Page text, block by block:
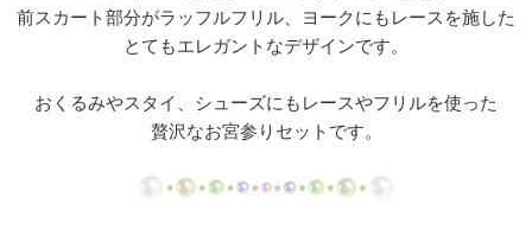
【ドレスリメイク】カラードレスリメイクのベビー
【ドレスリメイク】体重ベアドレスとバッグ
【ドレスリメイク】お花のアクセサリーボックス
前スカート部分がラッフルフリル、ヨークにもレースを施した
とてもエレガントなデザインです。
おくるみやスタイ、シューズにもレースやフリルを使った
贅沢なお宮参りセットです。